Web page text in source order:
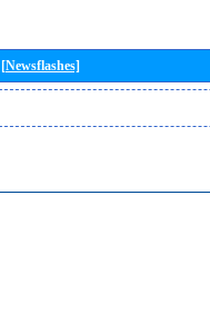
[Newsflashes]